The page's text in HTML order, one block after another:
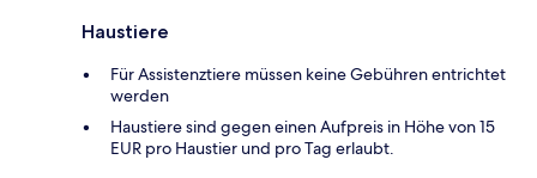
Haustiere
Für Assistenztiere müssen keine Gebühren entrichtet
werden
Haustiere sind gegen einen Aufpreis in Höhe von 15
EUR pro Haustier und pro Tag erlaubt.